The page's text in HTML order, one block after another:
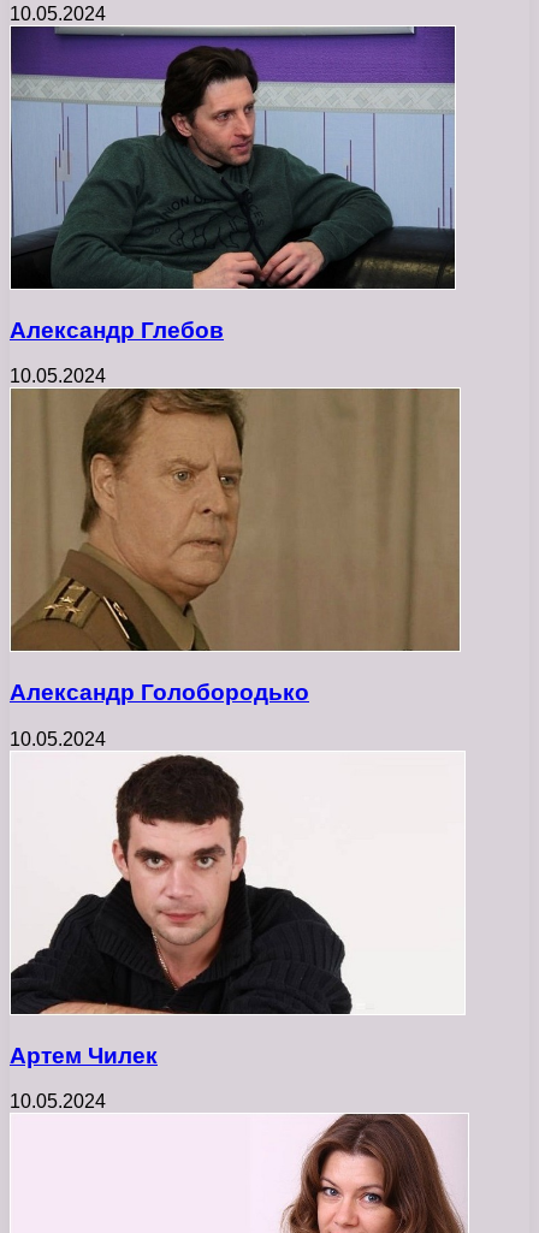
10.05.2024
Александр Глебов
10.05.2024
Александр Голобородько
10.05.2024
Артем Чилек
10.05.2024